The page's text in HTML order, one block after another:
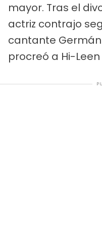
mayor. Tras el
actriz contrajo
cantante
procreó a Hi-Leen